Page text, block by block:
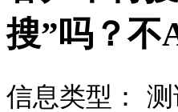
搜”吗？不
信息类型： 测